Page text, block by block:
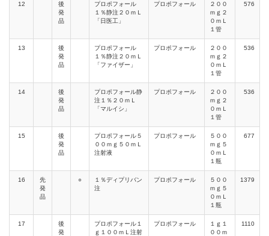
12
後
発
品
プロポフォール
１％静注２０ｍＬ
「日医工」
プロポフォール
２００
ｍｇ２
０ｍＬ
１管
576
13
後
発
品
プロポフォール
１％静注２０ｍＬ
「ファイザー」
プロポフォール
２００
ｍｇ２
０ｍＬ
１管
536
14
後
発
品
プロポフォール静
注１％２０ｍＬ
「マルイシ」
プロポフォール
２００
ｍｇ２
０ｍＬ
１管
536
15
後
発
品
プロポフォール５
００ｍｇ５０ｍＬ
注射液
プロポフォール
５００
ｍｇ５
０ｍＬ
１瓶
677
16
先
発
品
○
１％ディプリバン
注
プロポフォール
５００
ｍｇ５
０ｍＬ
１瓶
1379
17
後
発
プロポフォール１
ｇ１００ｍＬ注射
プロポフォール
１ｇ１
００ｍ
1110